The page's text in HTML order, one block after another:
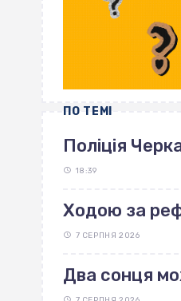
ПО ТЕМІ
Поліція
18:39
Ходою за
7 СЕРПНЯ 2026
Два сонця